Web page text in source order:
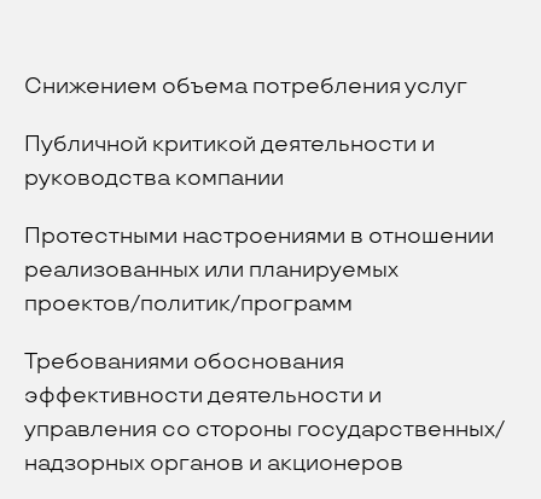
Снижением объема потребления услуг
Публичной критикой деятельности и
руководства компании
Протестными настроениями в отношении
реализованных или планируемых
проектов/политик/программ
Требованиями обоснования
эффективности деятельности и
управления со стороны государственных/
надзорных органов и акционеров